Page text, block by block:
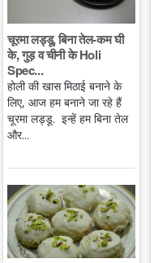
चूरमा लड्डू, बिना तेल-कम घी
के, गुड़ व चीनी के Holi
Spec...
होली की खास मिठाई बनाने के
लिए, आज हम बनाने जा रहे हैं
चूरमा लड्डू. इन्हें हम बिना तेल
और...